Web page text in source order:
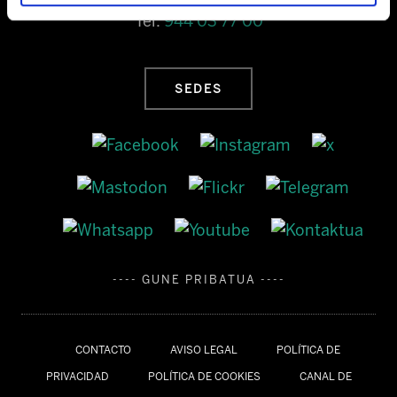
CONTACTO AVISO LEGAL POLÍTICA DE
PRIVACIDAD POLÍTICA DE COOKIES CANAL DE
Tel:944 03 77 00
SEDES
---- GUNE PRIBATUA ----